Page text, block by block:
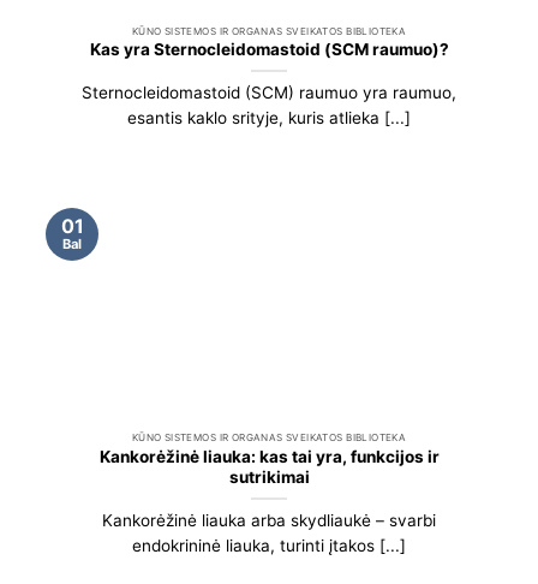
KŪNO SISTEMOS IR ORGANAS SVEIKATOS BIBLIOTEKA
Kas yra Sternocleidomastoid (SCM raumuo)?
Sternocleidomastoid (SCM) raumuo yra raumuo,
esantis kaklo srityje, kuris atlieka [...]
KŪNO SISTEMOS IR ORGANAS SVEIKATOS BIBLIOTEKA
Kankorėžinė liauka: kas tai yra, funkcijos ir
sutrikimai
Kankorėžinė liauka arba skydliaukė – svarbi
endokrininė liauka, turinti įtakos [...]
01
Bal